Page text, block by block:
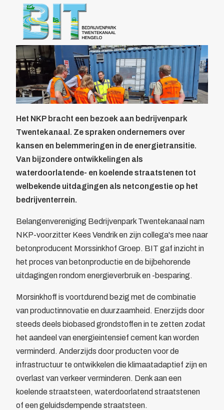
Over BIT
Bestuur
Doelstelling
Voordelen
Parkmanagement
Beheer bedrijvenpark Twentekanaal
Calamiteitenkaart
Veiligheid
Wijkagent
KVO
Cybercrime
AED
Camera in Beeld
Duurzaamheid
Parkeren vrachtwagens
Beveiliging
Bewegwijzering
Brandverzekering
Energiekosten Besparing
Juridische dienstverlening
Home / Actueel /
Nationaal Klimaat Platform bezoekt Twentekanaal
Het NKP bracht een bezoek aan bedrijvenpark
Twentekanaal. Ze spraken ondernemers over
kansen en belemmeringen in de energietransitie.
Van bijzondere ontwikkelingen als
waterdoorlatende- en koelende straatstenen tot
welbekende uitdagingen als netcongestie op het
bedrijventerrein.
Belangenvereniging Bedrijvenpark Twentekanaal nam
NKP-voorzitter Kees Vendrik en zijn collega's mee naar
betonproducent Morssinkhof Groep. BIT gaf inzicht in
het proces van betonproductie en de bijbehorende
uitdagingen rondom energieverbruik en -besparing.
Morsinkhoff is voortdurend bezig met de combinatie
van productinnovatie en duurzaamheid. Enerzijds door
steeds deels biobased grondstoffen in te zetten zodat
het aandeel van energieintensief cement kan worden
verminderd. Anderzijds door producten voor de
infrastructuur te ontwikkelen die klimaatadaptief zijn en
overlast van verkeer verminderen. Denk aan een
koelende straatsteen, waterdoorlatend straatstenen
of een geluidsdempende straatsteen.